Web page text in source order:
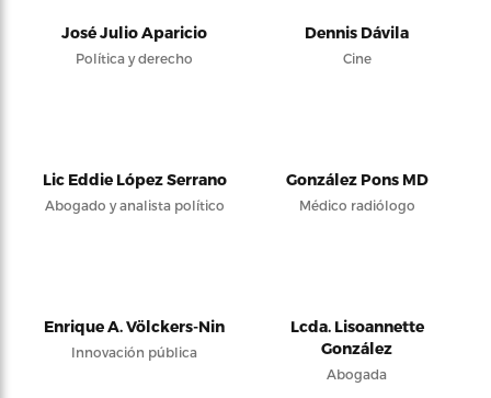
José Julio Aparicio
Política y derecho
Dennis Dávila
Cine
Lic Eddie López Serrano
Abogado y analista político
González Pons MD
Médico radiólogo
Enrique A. Völckers-Nin
Innovación pública
Lcda. Lisoannette
González
Abogada